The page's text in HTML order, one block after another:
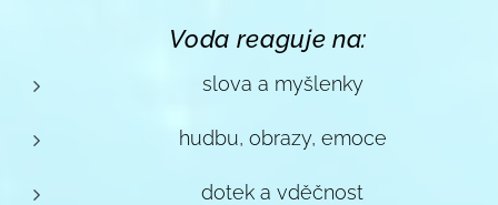
Voda reaguje na:
slova a myšlenky
hudbu, obrazy, emoce
dotek a vděčnost